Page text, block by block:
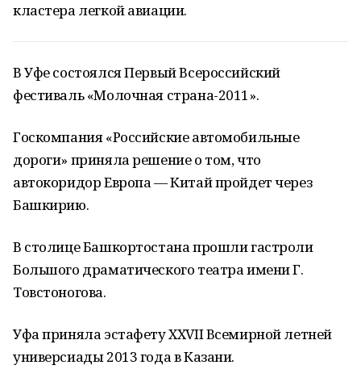
кластера легкой авиации.
В Уфе состоялся Первый Всероссийский
фестиваль «Молочная страна-2011».
Госкомпания «Российские автомобильные
дороги» приняла решение о том, что
автокоридор Европа — Китай пройдет через
Башкирию.
В столице Башкортостана прошли гастроли
Большого драматического театра имени Г.
Товстоногова.
Уфа приняла эстафету XXVII Всемирной летней
универсиады 2013 года в Казани.